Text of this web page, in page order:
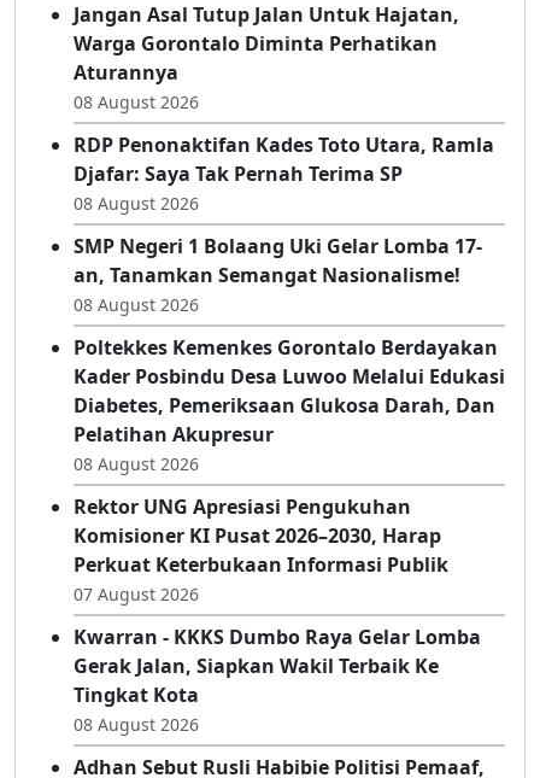
Jangan Asal Tutup Jalan Untuk Hajatan,
Warga Gorontalo Diminta Perhatikan
Aturannya
08 August 2026
RDP Penonaktifan Kades Toto Utara, Ramla
Djafar: Saya Tak Pernah Terima SP
08 August 2026
SMP Negeri 1 Bolaang Uki Gelar Lomba 17-
an, Tanamkan Semangat Nasionalisme!
08 August 2026
Poltekkes Kemenkes Gorontalo Berdayakan
Kader Posbindu Desa Luwoo Melalui Edukasi
Diabetes, Pemeriksaan Glukosa Darah, Dan
Pelatihan Akupresur
08 August 2026
Rektor UNG Apresiasi Pengukuhan
Komisioner KI Pusat 2026–2030, Harap
Perkuat Keterbukaan Informasi Publik
07 August 2026
Kwarran - KKKS Dumbo Raya Gelar Lomba
Gerak Jalan, Siapkan Wakil Terbaik Ke
Tingkat Kota
08 August 2026
Adhan Sebut Rusli Habibie Politisi Pemaaf,